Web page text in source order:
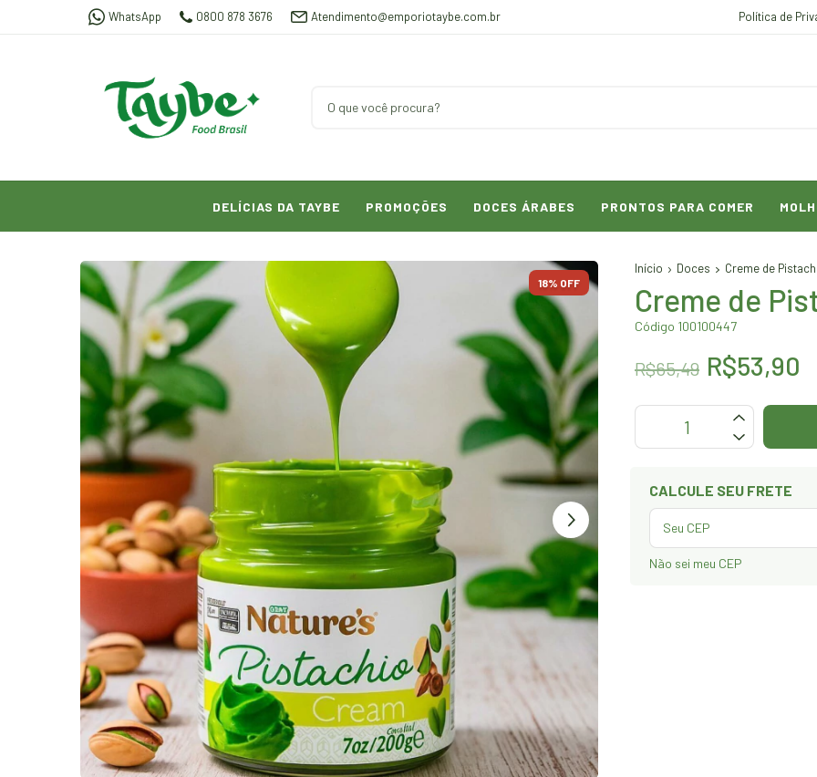
WhatsApp 0800 878 3676 Atendimento@emporiotaybe.com.br Política de
DELÍCIAS DA TAYBE PROMOÇÕES DOCES ÁRABES PRONTOS PARA COMER
18% OFF
Início Doces Creme de
Creme de
Código 100100447
R$65,49 R$53,90
OPÇÕES DE FRETE
CALCULE SEU FRETE
Não sei meu CEP